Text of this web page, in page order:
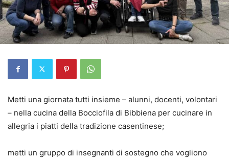
Metti una giornata tutti insieme – alunni, docenti, volontari
– nella cucina della Bocciofila di Bibbiena per cucinare in
allegria i piatti della tradizione casentinese;
metti un gruppo di insegnanti di sostegno che vogliono